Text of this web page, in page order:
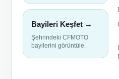
Bayileri Keşfet →
Şehrindeki CFMOTO
bayilerini görüntüle.